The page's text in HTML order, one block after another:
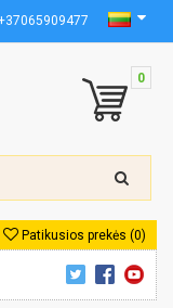
0
Patikusios prekės (0)